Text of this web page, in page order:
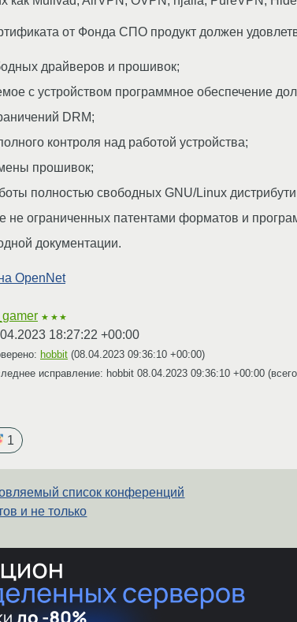
от Фонда СПО продукт должен
драйверов и прошивок;
с устройством программное обеспечение
DRM;
контроля над работой устройства;
прошивок;
полностью свободных GNU/Linux
не ограниченных патентами форматов и
документации.
OpenNet
★★★
18:27:22 +00:00
hobbit (08.04.2023 09:36:10 +00:00)
исправление: hobbit 08.04.2023 09:36:10 +00:00
1
список конференций
и не только